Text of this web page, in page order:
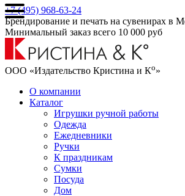
+7 (495) 968-63-24
Брендирование и печать на сувенирах в
Минимальный заказ всего 10 000 руб
ООО «Издательство Кристина и Ко»
О компании
Каталог
Игрушки ручной работы
Одежда
Ежедневники
Ручки
К праздникам
Сумки
Посуда
Дом